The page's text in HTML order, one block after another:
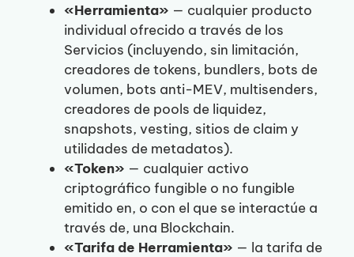
«Herramienta» — cualquier producto
individual ofrecido a través de los
Servicios (incluyendo, sin limitación,
creadores de tokens, bundlers, bots de
volumen, bots anti-MEV, multisenders,
creadores de pools de liquidez,
snapshots, vesting, sitios de claim y
utilidades de metadatos).
«Token» — cualquier activo
criptográfico fungible o no fungible
emitido en, o con el que se interactúe a
través de, una Blockchain.
«Tarifa de Herramienta» — la tarifa de